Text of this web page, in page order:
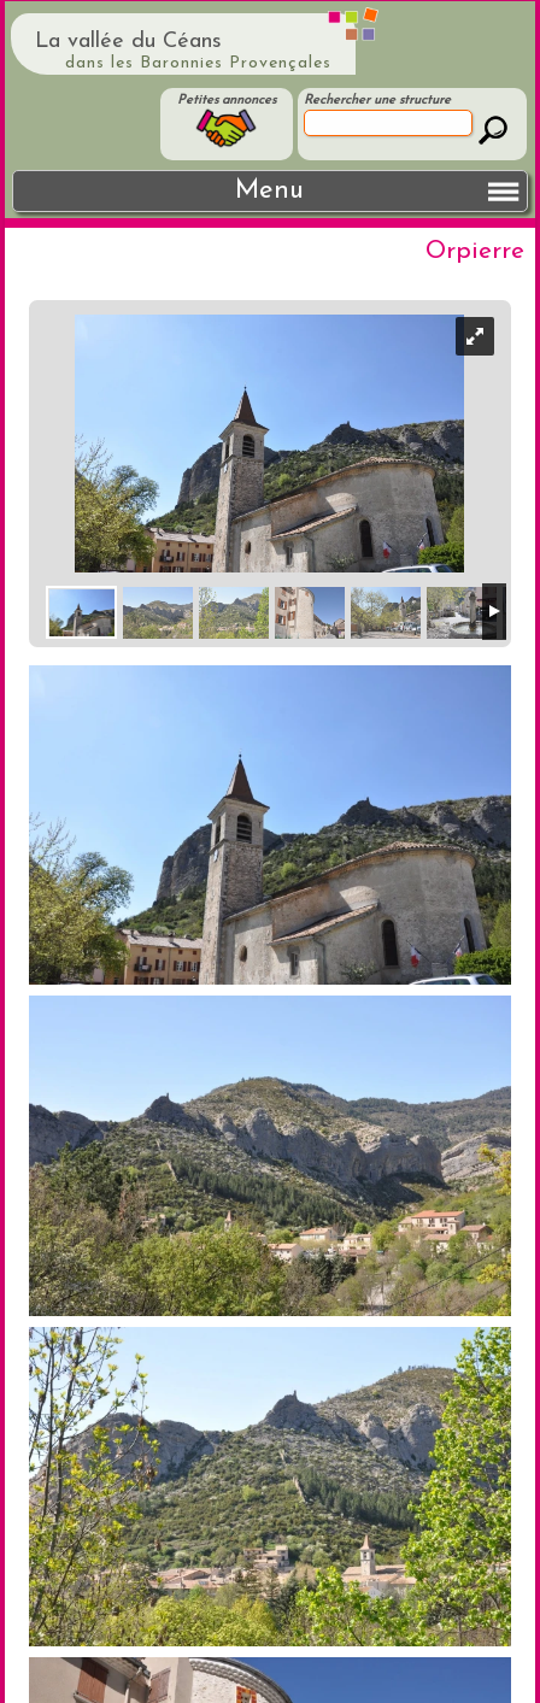
La vallée du Céans
dans les Baronnies Provençales
Rechercher une structure
Petites annonces
Menu
Orpierre